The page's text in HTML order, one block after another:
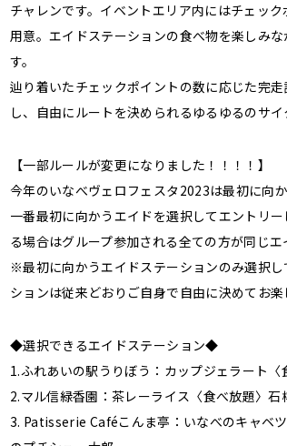
チャレンです。イベントエリア内にはチェッ
用意。エイドステーションの食べ物を楽しみ
す。
辿り着いたチェックポイントの数に応じた完
し、自由にルートを決められるゆるゆるのサイ
【一部ルールが変更になりました！！！！】
今年のいなべヴェロフェスタ2023は最初に向
一番最初に向かうエイドを選択してエントリ
る場合はグループ参加される全ての方が同じ
※最初に向かうエイドステーションのみ選択
ションは従来どおりご自身で自由に決めてお楽
◆選択できるエイドステーション◆
1.ふれあいの駅うりぼう：カップジェラート
2.マル信緑香園：茶レーライス〈食べ放題〉
3. Patisserie Caféこんま亭：いなべのキャベ